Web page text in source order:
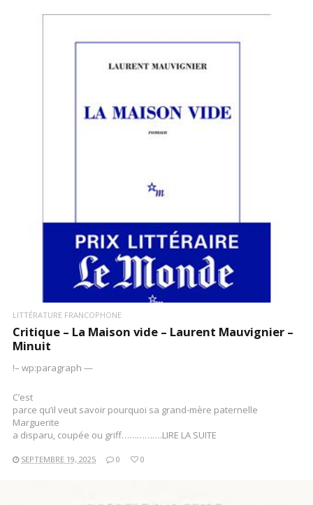
LITTÉRATURE FRANCOPHONE
Critique – La Maison vide – Laurent Mauvignier –
Minuit
!– wp:paragraph —
C’est
parce qu’il veut savoir pourquoi sa grand-mère paternelle
Marguerite
a disparu, coupée ou griff…………….LIRE LA SUITE
SEPTEMBRE 19, 2025 0 0